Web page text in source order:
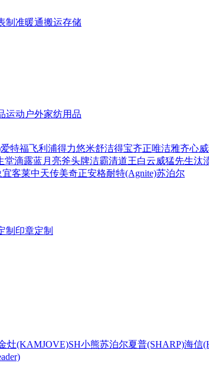
制准暖通搬运存储
运动户外家纺用品
爱特福飞利浦得力悠米舒洁得宝齐正唯洁雅齐心
堂滴露蓝月亮斧头牌洁霸清道王白云威猛先生汰
宜客莱中天传美奇正安格耐特(Agnite)苏泊尔
制 印章定制
灶(KAMJOVE)SH小熊苏泊尔夏普(SHARP)海信